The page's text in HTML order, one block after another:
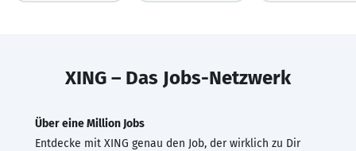
XING – Das Jobs-Netzwerk
Über eine Million Jobs
Entdecke mit XING genau den Job, der wirklich zu Dir